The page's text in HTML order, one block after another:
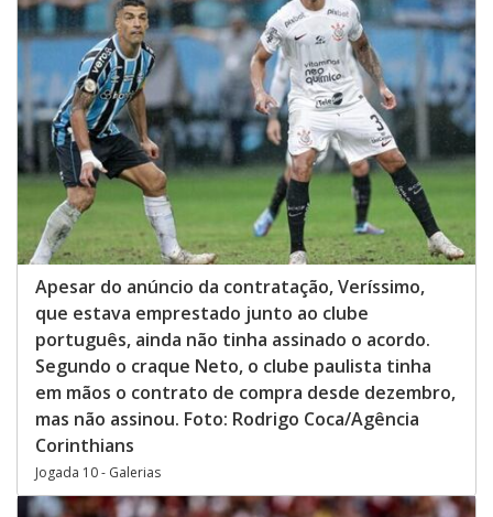
Apesar do anúncio da contratação, Veríssimo,
que estava emprestado junto ao clube
português, ainda não tinha assinado o acordo.
Segundo o craque Neto, o clube paulista tinha
em mãos o contrato de compra desde dezembro,
mas não assinou. Foto: Rodrigo Coca/Agência
Corinthians
Jogada 10 - Galerias